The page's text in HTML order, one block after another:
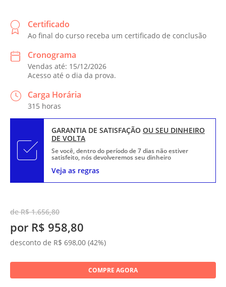
de R$ 1.656,80
por R$ 958,80
desconto de R$ 698,00 (42%)
COMPRE AGORA
Certificado
Ao final do curso receba um certificado de conclusão
Cronograma
Vendas até: 15/12/2026
Acesso até o dia da prova.
Carga Horária
315 horas
GARANTIA DE SATISFAÇÃO OU SEU DINHEIRO
DE VOLTA
Se você, dentro do período de 7 dias não estiver
satisfeito, nós devolveremos seu dinheiro
Veja as regras